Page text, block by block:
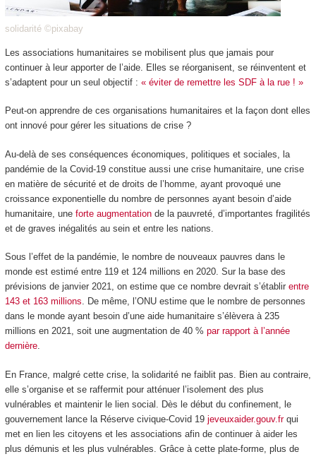
solidarité ©pixabay
Les associations humanitaires se mobilisent plus que jamais pour
continuer à leur apporter de l’aide. Elles se réorganisent, se réinventent et
s’adaptent pour un seul objectif : « éviter de remettre les SDF à la rue ! »
Peut-on apprendre de ces organisations humanitaires et la façon dont elles
ont innové pour gérer les situations de crise ?
Au-delà de ses conséquences économiques, politiques et sociales, la
pandémie de la Covid-19 constitue aussi une crise humanitaire, une crise
en matière de sécurité et de droits de l’homme, ayant provoqué une
croissance exponentielle du nombre de personnes ayant besoin d’aide
humanitaire, une forte augmentationde la pauvreté, d’importantes fragilités
et de graves inégalités au sein et entre les nations.
Sous l’effet de la pandémie, le nombre de nouveaux pauvres dans le
monde est estimé entre 119 et 124 millions en 2020. Sur la base des
prévisions de janvier 2021, on estime que ce nombre devrait s’établir entre
143 et 163 millions. De même, l’ONU estime que le nombre de personnes
dans le monde ayant besoin d’une aide humanitaire s’élèvera à 235
millions en 2021, soit une augmentation de 40 % par rapport à l’année
dernière.
En France, malgré cette crise, la solidarité ne faiblit pas. Bien au contraire,
elle s’organise et se raffermit pour atténuer l’isolement des plus
vulnérables et maintenir le lien social. Dès le début du confinement, le
gouvernement lance la Réserve civique-Covid 19 jeveuxaider.gouv.frqui
met en lien les citoyens et les associations afin de continuer à aider les
plus démunis et les plus vulnérables. Grâce à cette plate-forme, plus de